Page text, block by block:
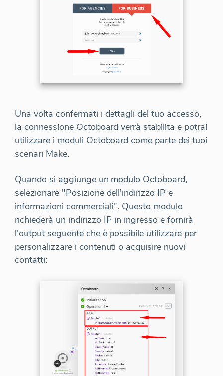
Una volta confermati i dettagli del tuo accesso,
la connessione Octoboard verrà stabilita e potrai
utilizzare i moduli Octoboard come parte dei tuoi
scenari Make.
Quando si aggiunge un modulo Octoboard,
selezionare "Posizione dell'indirizzo IP e
informazioni commerciali". Questo modulo
richiederà un indirizzo IP in ingresso e fornirà
l'output seguente che è possibile utilizzare per
personalizzare i contenuti o acquisire nuovi
contatti: